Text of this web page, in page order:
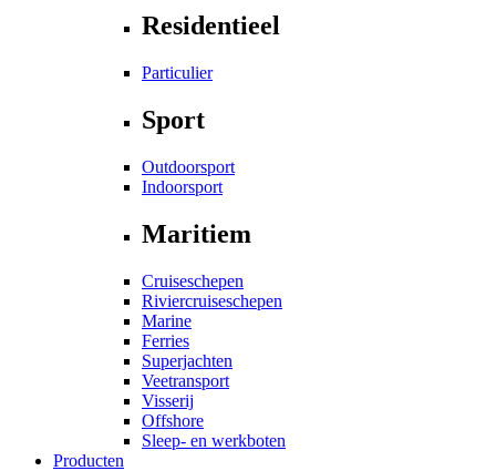
Residentieel
Particulier
Sport
Outdoorsport
Indoorsport
Maritiem
Cruiseschepen
Riviercruiseschepen
Marine
Ferries
Superjachten
Veetransport
Visserij
Offshore
Sleep- en werkboten
Producten